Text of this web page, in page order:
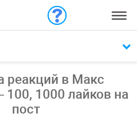
реакций в Макс
1000 лайков на
пост